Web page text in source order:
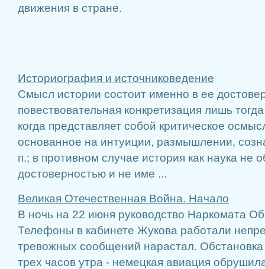
движения в стране.
Историография и источниковедение
Смысл истории состоит именно в ее
повествовательная конкретизация лишь
когда представляет собой критическое
основанное на интуиции, размышлении,
п.; в противном случае история как наука не
достоверностью и не име ...
Великая Отечественная Война. Начало
В ночь на 22 июня руководство Наркомата
Теле­фоны в кабинете Жукова работали
тревожных сообщений нарастал.
трех часов утра - немецкая авиа­ция